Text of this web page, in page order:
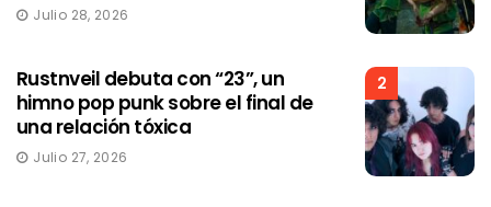
Julio 28, 2026
2
Rustnveil debuta con “23”, un
himno pop punk sobre el final de
una relación tóxica
Julio 27, 2026